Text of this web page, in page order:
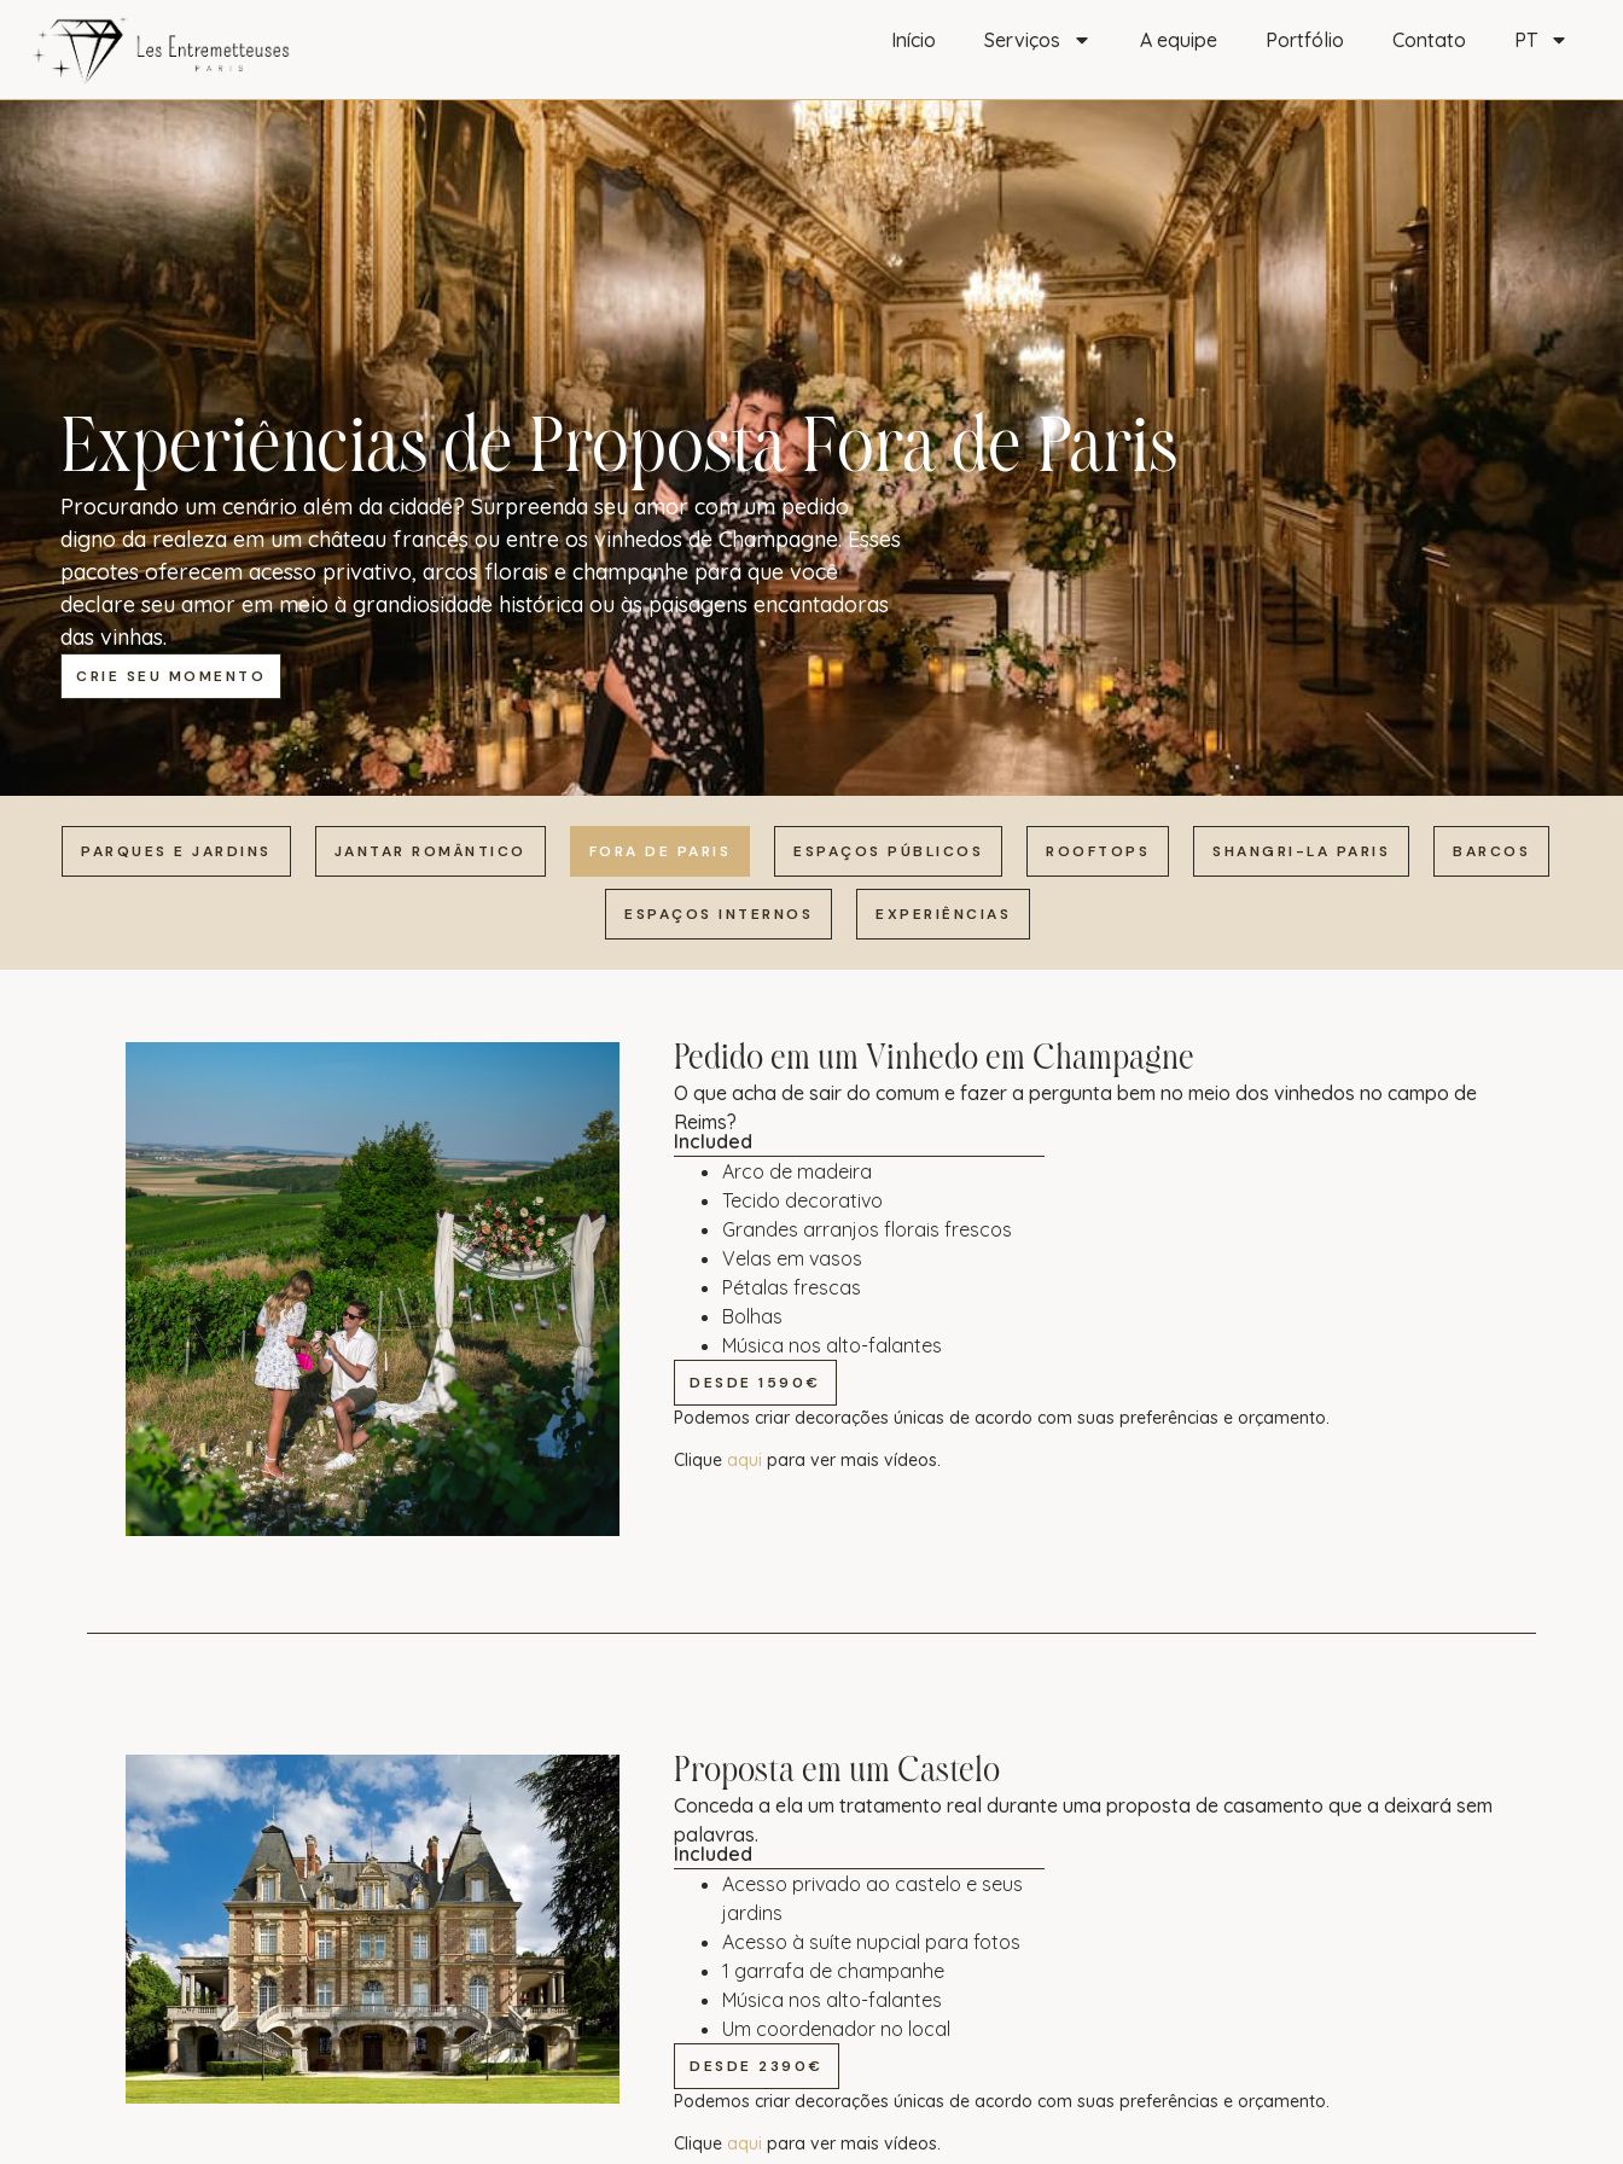
conteúdo
Início Serviços A equipe Portfólio Contato PT
Experiências de Proposta Fora de Paris
Procurando um cenário além da cidade? Surpreenda seu amor com um pedido
digno da realeza em um château francês ou entre os vinhedos de Champagne. Esses
pacotes oferecem acesso privativo, arcos florais e champanhe para que você
declare seu amor em meio à grandiosidade histórica ou às paisagens encantadoras
das vinhas.
CRIE SEU MOMENTO
PARQUES E JARDINS JANTAR ROMÂNTICO FORA DE PARIS ESPAÇOS PÚBLICOS ROOFTOPS SHANGRI-LA PARIS BARCOS
ESPAÇOS INTERNOS EXPERIÊNCIAS
Pedido em um Vinhedo em Champagne
O que acha de sair do comum e fazer a pergunta bem no meio dos vinhedos no campo de
Reims?
Included
Arco de madeira
Tecido decorativo
Grandes arranjos florais frescos
Velas em vasos
Pétalas frescas
Bolhas
Música nos alto-falantes
DESDE 1590€
Podemos criar decorações únicas de acordo com suas preferências e orçamento.
Clique aqui para ver mais vídeos.
Proposta em um Castelo
Conceda a ela um tratamento real durante uma proposta de casamento que a deixará sem
palavras.
Included
Acesso privado ao castelo e seus
jardins
Acesso à suíte nupcial para fotos
1 garrafa de champanhe
Música nos alto-falantes
Um coordenador no local
DESDE 2390€
Podemos criar decorações únicas de acordo com suas preferências e orçamento.
Clique aqui para ver mais vídeos.